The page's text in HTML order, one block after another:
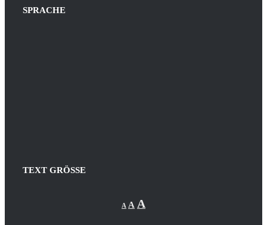
SPRACHE
TEXT GRÖSSE
A
font
A Reset
A